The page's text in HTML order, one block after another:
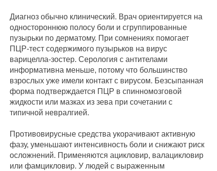
Диагноз обычно клинический. Врач ориентируется на
одностороннюю полосу боли и сгруппированные
пузырьки по дерматому. При сомнениях помогает
ПЦР‑тест содержимого пузырьков на вирус
варицелла‑зостер. Серология с антителами
информативна меньше, потому что большинство
взрослых уже имели контакт с вирусом. Безсыпанная
форма подтверждается ПЦР в спинномозговой
жидкости или мазках из зева при сочетании с
типичной невралгией.
Противовирусные средства укорачивают активную
фазу, уменьшают интенсивность боли и снижают риск
осложнений. Применяются ацикловир, валацикловир
или фамцикловир. У людей с выраженным